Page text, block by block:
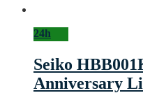
24h
Seiko
Anniversary